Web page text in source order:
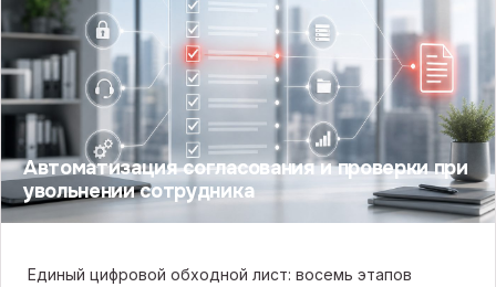
Автоматизация согласования и проверки при
увольнении сотрудника
Единый цифровой обходной лист: восемь этапов